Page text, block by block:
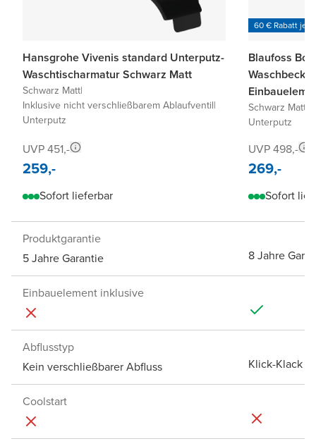
Hansgrohe Vivenis standard Unterputz-
Waschtischarmatur Schwarz Matt
Schwarz Matt|
Inklusive nicht verschließbarem Ablaufventil|
Unterputz
UVP 451,-
259,-
Sofort lieferbar
60 € Rabatt je
Blaufoss
Schwarz Matt
Unterputz
UVP 498,-
269,-
Sofort
Produktgarantie
5 Jahre Garantie
8 Jahre
Einbauelement inklusive
Abflusstyp
Kein verschließbarer Abfluss
Klick-Klack
Coolstart